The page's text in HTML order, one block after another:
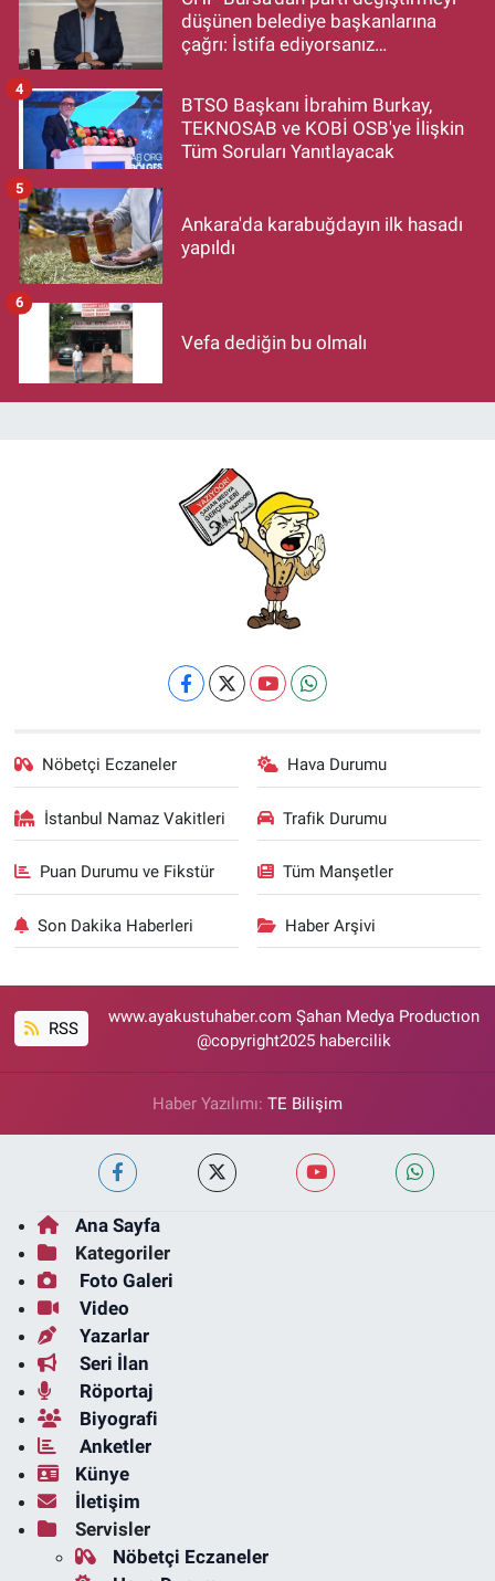
düşünen belediye başkanlarına
çağrı: İstifa ediyorsanız
BTSO Başkanı İbrahim Burkay,
TEKNOSAB ve KOBİ OSB'ye İlişkin
Tüm Soruları Yanıtlayacak
4
Ankara'da karabuğdayın ilk hasadı
yapıldı
5
Vefa dediğin bu olmalı
6
Nöbetçi Eczaneler Hava Durumu
İstanbul Namaz Vakitleri Trafik Durumu
Puan Durumu ve Fikstür Tüm Manşetler
Son Dakika Haberleri Haber Arşivi
RSS
www.ayakustuhaber.com Şahan Medya Productıon
@copyright2025 habercilik
Haber Yazılımı: TE Bilişim
Ana Sayfa
Kategoriler
Foto Galeri
Video
Yazarlar
Seri İlan
Röportaj
Biyografi
Anketler
Künye
İletişim
Servisler
Nöbetçi Eczaneler